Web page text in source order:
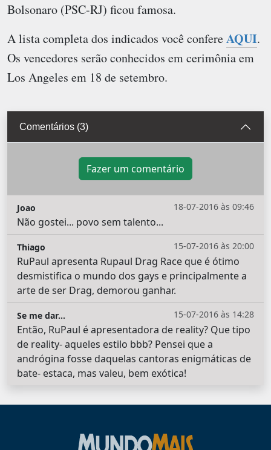
Bolsonaro (PSC-RJ) ficou famosa.
A lista completa dos indicados você confereAQUI.
Os vencedores serão conhecidos em cerimônia em
Los Angeles em 18 de setembro.
Comentários (3)
Fazer um comentário
18-07-2016 às 09:46
Joao
Não gostei... povo sem talento...
15-07-2016 às 20:00
Thiago
RuPaul apresenta Rupaul Drag Race que é ótimo
desmistifica o mundo dos gays e principalmente a
arte de ser Drag, demorou ganhar.
15-07-2016 às 14:28
Se me dar...
Então, RuPaul é apresentadora de reality? Que tipo
de reality- aqueles estilo bbb? Pensei que a
andrógina fosse daquelas cantoras enigmáticas de
bate- estaca, mas valeu, bem exótica!